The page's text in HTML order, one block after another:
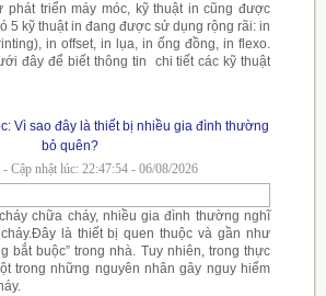
phát triển máy móc, kỹ thuật in cũng được
5 kỹ thuật in đang được sử dụng rộng rãi: in
in offset, in lụa, in ống đồng, in flexo.
đây để biết thông tin chi tiết các kỹ thuật
Vì sao đây là thiết bị nhiều gia đình thường
bỏ quên?
Cập nhật lúc: 22:47:54 - 06/08/2026
chữa cháy, nhiều gia đình thường nghĩ
là thiết bị quen thuộc và gần như
bắt buộc” trong nhà. Tuy nhiên, trong thực
trong những nguyên nhân gây nguy hiểm